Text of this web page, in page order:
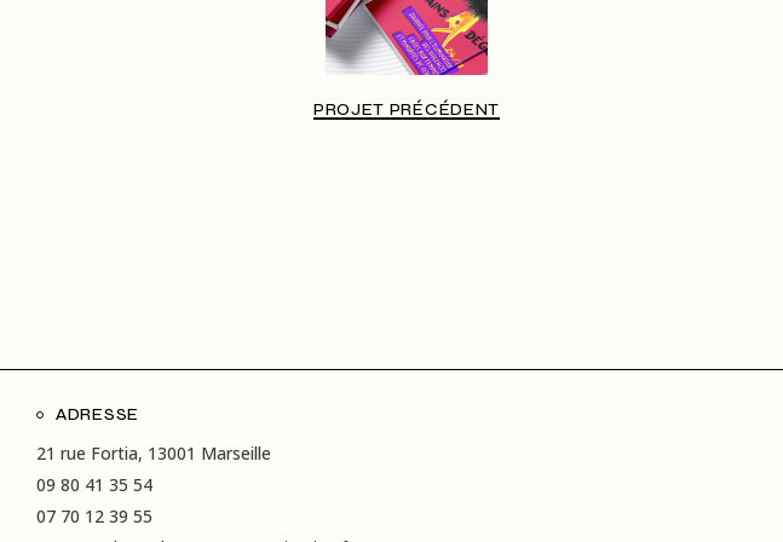
PROJET PRÉCÉDENT
ADRESSE
21 rue Fortia, 13001 Marseille
09 80 41 35 54
07 70 12 39 55